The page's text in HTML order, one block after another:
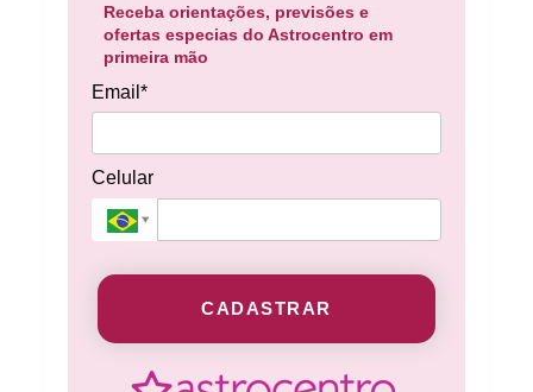
Receba orientações, previsões e
ofertas especias do Astrocentro em
primeira mão
Email*
Celular
CADASTRAR